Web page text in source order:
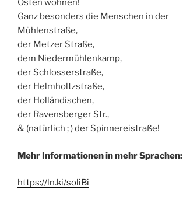
Osten wohnen!
Ganz besonders die Menschen in der
Mühlenstraße,
der Metzer Straße,
dem Niedermühlenkamp,
der Schlosserstraße,
der Helmholtzstraße,
der Holländischen,
der Ravensberger Str.,
& (natürlich ; ) der Spinnereistraße!
Mehr Informationen in mehr Sprachen:
https://ln.ki/soliBi